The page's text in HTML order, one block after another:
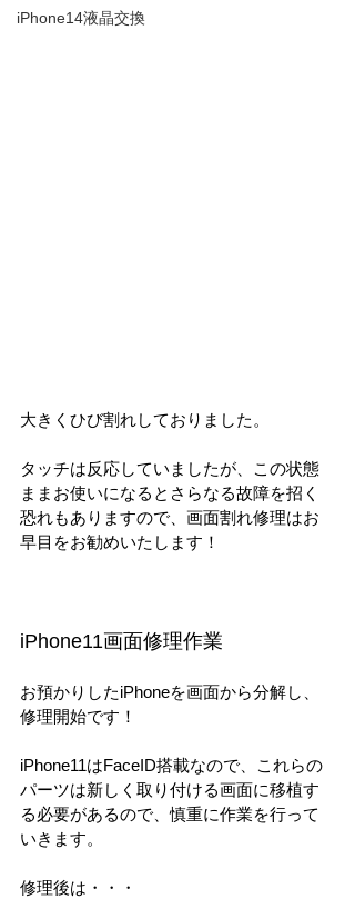
iPhone14液晶交換
大きくひび割れしておりました。
タッチは反応していましたが、この状態
ままお使いになるとさらなる故障を招く
恐れもありますので、画面割れ修理はお
早目をお勧めいたします！
iPhone11画面修理作業
お預かりしたiPhoneを画面から分解し、
修理開始です！
iPhone11はFaceID搭載なので、これらの
パーツは新しく取り付ける画面に移植す
る必要があるので、慎重に作業を行って
いきます。
修理後は・・・